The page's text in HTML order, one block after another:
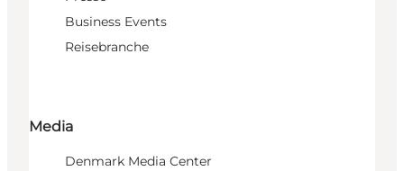
Business Events
Reisebranche
Media
Denmark Media Center